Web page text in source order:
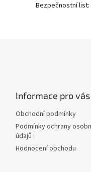
Bezpečnostní list:
Informace pro vás
Obchodní podmínky
Podmínky ochrany
údajů
Hodnocení obchodu